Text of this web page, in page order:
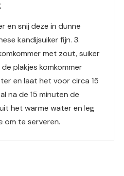
en snij deze in dunne
kandijsuiker fijn. 3.
met zout, suiker
plakjes komkommer
en laat het voor circa 15
na de 15 minuten de
het warme water en leg
om te serveren.